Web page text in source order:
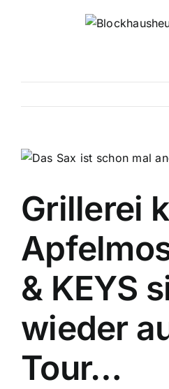
Grillerei
& KEYS
wieder
Tour…